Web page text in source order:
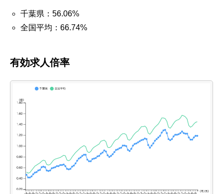
千葉県：56.06%
全国平均：66.74%
有効求人倍率